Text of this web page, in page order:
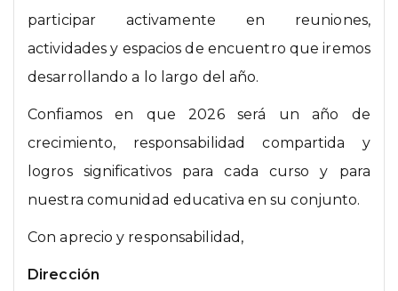
participar activamente en reuniones,
actividades y espacios de encuentro que iremos
desarrollando a lo largo del año.
Confiamos en que 2026 será un año de
crecimiento, responsabilidad compartida y
logros significativos para cada curso y para
nuestra comunidad educativa en su conjunto.
Con aprecio y responsabilidad,
Dirección